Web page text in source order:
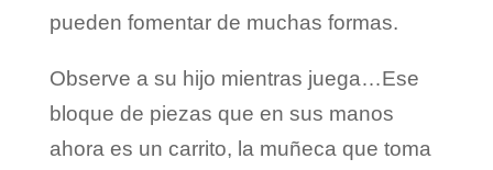
pueden fomentar de muchas formas.
Observe a su hijo mientras juega…Ese
bloque de piezas que en sus manos
ahora es un carrito, la muñeca que toma